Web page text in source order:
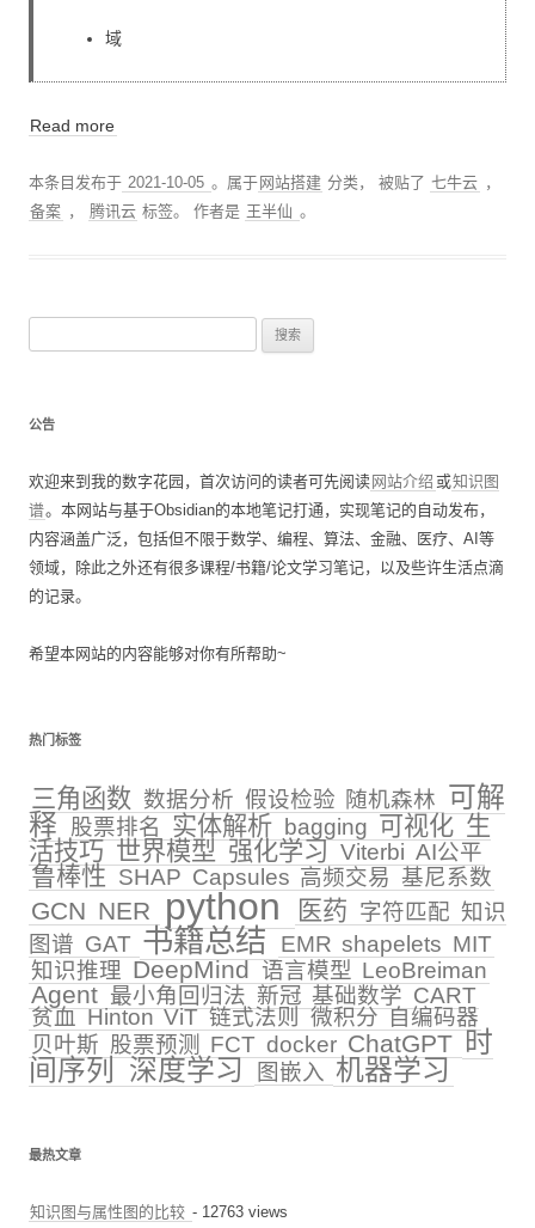
域
Read more
本条目发布于 2021-10-05 。属于 网站搭建 分类， 被贴了 七牛云 ，
备案 ， 腾讯云 标签。作者是 王半仙 。
公告
欢迎来到我的数字花园，首次访问的读者可先阅读 网站介绍 或知识图
谱。本网站与基于Obsidian的本地笔记打通，实现笔记的自动发布，
内容涵盖广泛，包括但不限于数学、编程、算法、金融、医疗、AI等
领域，除此之外还有很多课程/书籍/论文学习笔记，以及些许生活点滴
的记录。
希望本网站的内容能够对你有所帮助~
热门标签
三角函数 数据分析 假设检验 随机森林 可解
释
股票排名 实体解析 bagging 可视化 生
活技巧 世界模型 强化学习 Viterbi AI公平
鲁棒性 SHAP Capsules 高频交易 基尼系数
GCN NER python 医药 字符匹配 知识
图谱 GAT 书籍总结 EMR shapelets MIT
知识推理 DeepMind 语言模型 LeoBreiman
Agent 最小角回归法 新冠 基础数学 CART
贫血HintonViT链式法则微积分自编码器
贝叶斯 股票预测 FCT docker ChatGPT 时
间序列
深度学习 图嵌入 机器学习
最热文章
知识图与属性图的比较 - 12763 views